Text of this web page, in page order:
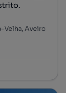
Velha, Aveiro